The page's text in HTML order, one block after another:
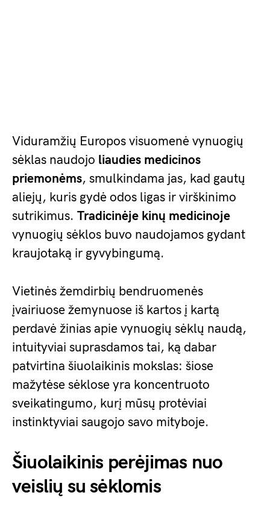
Viduramžių Europos visuomenė vynuogių
sėklas naudojo liaudies medicinos
priemonėms, smulkindama jas, kad gautų
aliejų, kuris gydė odos ligas ir virškinimo
sutrikimus. Tradicinėje kinų medicinoje
vynuogių sėklos buvo naudojamos gydant
kraujotaką ir gyvybingumą.
Vietinės žemdirbių bendruomenės
įvairiuose žemynuose iš kartos į kartą
perdavė žinias apie vynuogių sėklų naudą,
intuityviai suprasdamos tai, ką dabar
patvirtina šiuolaikinis mokslas: šiose
mažytėse sėklose yra koncentruoto
sveikatingumo, kurį mūsų protėviai
instinktyviai saugojo savo mityboje.
Šiuolaikinis perėjimas nuo
veislių su sėklomis